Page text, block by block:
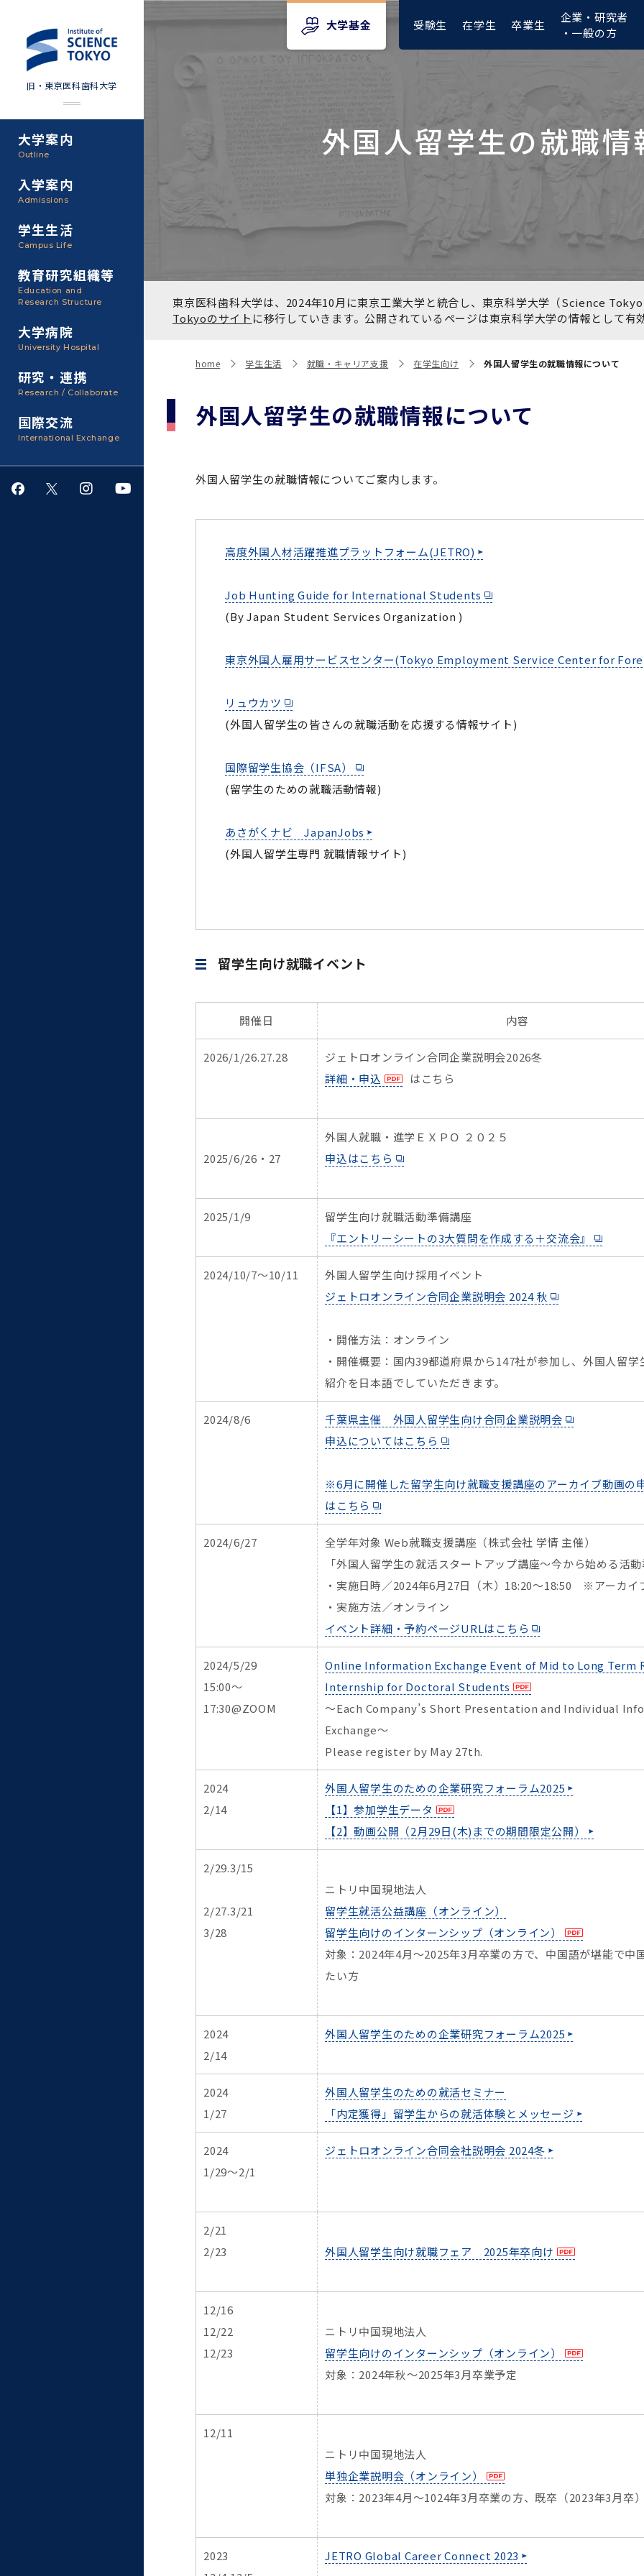
大学基金 受験生 在学生 卒業生
企業・研究者
・一般の方
旧・東京医科歯科大学
大学案内
Outline
基本理念・沿革
東京医科歯科大学の特色
運営組織
大学紹介動画
写真で綴る 東京医科歯科大
大学評価の制度について
計画等について【6年間】
1-2.年度計画・年度評価等
について【第1期～第3期】
四大学連合
四大学連合憲章等
情報公開・個人情報
ダイバーシティ
東京医科歯科大学ダイバー
シティ＆インクルージョン
コンプライアンス・ハラス
入学案内
Admissions
学部などについて
イベント
大学院入学案内
募集要項
聴講生・科目等履修生およ
学生生活
Campus Life
Science Tokyo SPRING
(医歯学系)
歯学系)
授業・カリキュラム
授業料・入学料・検定料
猶予について(Admission &
Tuition
学生生活サポート 障がいのある学生サポート
就職・キャリア支援
サークル・学園祭
教育研究組織等
Education and
Research Structure
ポリシー
歯学部（歯学科･口腔保健学
大学院医歯学総合研究科
教養部
修士課程 医歯理工保健学専
攻
員研究内容
年報
統合イノベーション機構
研究基盤クラスター（統合
先端医歯工学創成クラスタ
ー（統合研究機構）
異動したセンター
統合情報機構（図書館部
学生支援・保健管理機構
大学病院
University Hospital
研究・連携
Research / Collaborate
研究手続き
研究活動
取り組み・規制
国際交流
International Exchange
外国人留学生の就職情
東京医科歯科大学は、2024年10月に東京工業大学と統合し、東京科学大学（Science Tokyo
Tokyoのサイト に移行していきます。公開されているページは東京科学大学の情報として有
home 学生生活 就職・キャリア支援 在学生向け 外国人留学生の就職情報について
外国人留学生の就職情報について
外国人留学生の就職情報についてご案内します。
高度外国人材活躍推進プラットフォーム(JETRO)
Job Hunting Guide for International Students
(By Japan Student Services Organization )
東京外国人雇用サービスセンター(Tokyo Employment Service Center for
リュウカツ
(外国人留学生の皆さんの就職活動を応援する情報サイト)
国際留学生協会（IFSA）
(留学生のための就職活動情報)
あさがくナビ JapanJobs
(外国人留学生専門 就職情報サイト)
留学生向け就職イベント
開催日 内容
2026/1/26.27.28
ジェトロオンライン合同企業説明会2026冬
詳細・申込
はこちら
2025/6/26・27
外国人就職・進学ＥＸＰＯ ２０２５
申込はこちら
2025/1/9
留学生向け就職活動準備講座
『エントリーシートの3大質問を作成する＋交流会』
2024/10/7～10/11
外国人留学生向け採用イベント
ジェトロオンライン合同企業説明会 2024 秋
・開催方法：オンライン
・開催概要：国内39都道府県から147社が参加し、外国人留学
紹介を日本語でしていただきます。
2024/8/6
千葉県主催 外国人留学生向け合同企業説明会
申込についてはこちら
※6月に開催した留学生向け就職支援講座のアーカイブ動画の
はこちら
2024/6/27
全学年対象 Web就職支援講座（株式会社 学情 主催）
「外国人留学生の就活スタートアップ講座～今から始める活動
・実施日時／2024年6月27日（木）18:20～18:50 ※アーカイ
・実施方法／オンライン
イベント詳細・予約ページURLはこちら
2024/5/29
15:00～
17:30@ZOOM
Online Information Exchange Event of Mid to Long Term
Internship for Doctoral Students
～Each Company’s Short Presentation and Individual
Exchange～
Please register by May 27th.
2024
2/14
外国人留学生のための企業研究フォーラム2025
【1】参加学生データ
【2】動画公開（2月29日(木)までの期間限定公開）
2/29.3/15
2/27.3/21
3/28
ニトリ中国現地法人
留学生就活公益講座（オンライン）
留学生向けのインターンシップ（オンライン）
対象：2024年4月～2025年3月卒業の方で、中国語が堪能で中
たい方
2024
2/14
外国人留学生のための企業研究フォーラム2025
2024
1/27
外国人留学生のための就活セミナー
「内定獲得」留学生からの就活体験とメッセージ
2024
1/29～2/1
ジェトロオンライン合同会社説明会 2024冬
2/21
2/23
外国人留学生向け就職フェア 2025年卒向け
12/16
12/22
12/23
ニトリ中国現地法人
留学生向けのインターンシップ（オンライン）
対象：2024年秋～2025年3月卒業予定
12/11
ニトリ中国現地法人
単独企業説明会（オンライン）
対象：2023年4月～1024年3月卒業の方、既卒（2023年3月卒）
2023
JETRO Global Career Connect 2023